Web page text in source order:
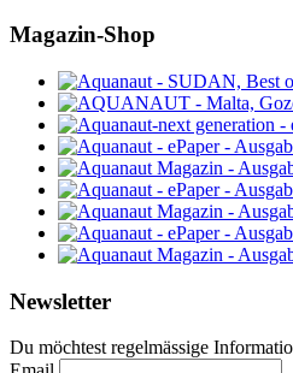
Magazin-Shop
Newsletter
Du möchtest regelmässige